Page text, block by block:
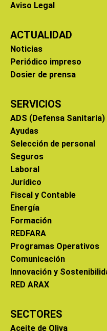
Aviso Legal
ACTUALIDAD
Noticias
Periódico impreso
Dosier de prensa
SERVICIOS
ADS (Defensa Sanitaria)
Ayudas
Selección de personal
Seguros
Laboral
Jurídico
Fiscal y Contable
Energía
Formación
REDFARA
Programas Operativos
Comunicación
Innovación y
RED ARAX
SECTORES
Aceite de Oliva